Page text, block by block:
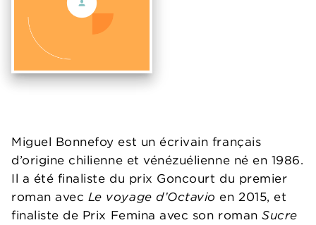
Miguel Bonnefoy est un écrivain français
d’origine chilienne et vénézuélienne né en 1986.
Il a été finaliste du prix Goncourt du premier
roman avec Le voyage d’Octavio en 2015, et
finaliste de Prix Femina avec son romanSucre